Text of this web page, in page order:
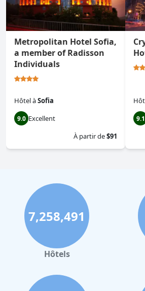
Metropolitan Hotel Sofia,
a member of Radisson
Individuals
HôtelàSofia
9.0 Excellent
À partir de$91
9.1
7,258,491
Hôtels